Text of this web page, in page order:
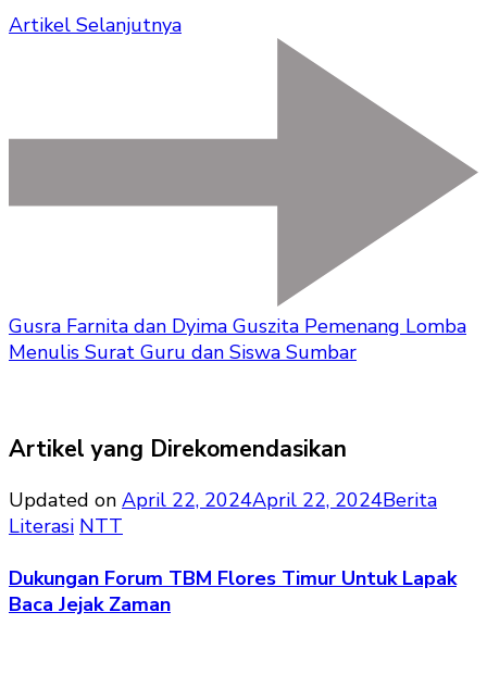
Artikel Selanjutnya
Gusra Farnita dan Dyima Guszita Pemenang Lomba
Menulis Surat Guru dan Siswa Sumbar
Artikel yang Direkomendasikan
Updated on April 22, 2024April 22, 2024Berita
Literasi NTT
Dukungan Forum TBM Flores Timur Untuk Lapak
Baca Jejak Zaman